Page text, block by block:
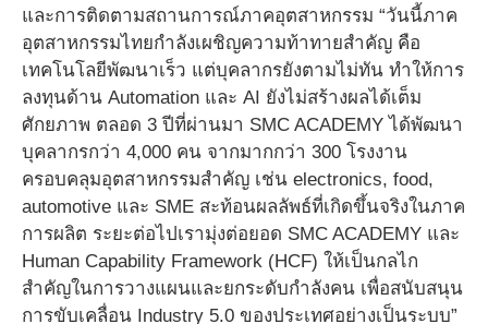
และการติดตามสถานการณ์ภาคอุตสาหกรรม “วันนี้ภาค
อุตสาหกรรมไทยกำลังเผชิญความท้าทายสำคัญ คือ
เทคโนโลยีพัฒนาเร็ว แต่บุคลากรยังตามไม่ทัน ทำให้การ
ลงทุนด้าน Automation และ AI ยังไม่สร้างผลได้เต็ม
ศักยภาพ ตลอด 3 ปีที่ผ่านมา SMC ACADEMY ได้พัฒนา
บุคลากรกว่า 4,000 คน จากมากกว่า 300 โรงงาน
ครอบคลุมอุตสาหกรรมสำคัญ เช่น electronics, food,
automotive และ SME สะท้อนผลลัพธ์ที่เกิดขึ้นจริงในภาค
การผลิต ระยะต่อไปเรามุ่งต่อยอด SMC ACADEMY และ
Human Capability Framework (HCF) ให้เป็นกลไก
สำคัญในการวางแผนและยกระดับกำลังคน เพื่อสนับสนุน
การขับเคลื่อน Industry 5.0 ของประเทศอย่างเป็นระบบ”